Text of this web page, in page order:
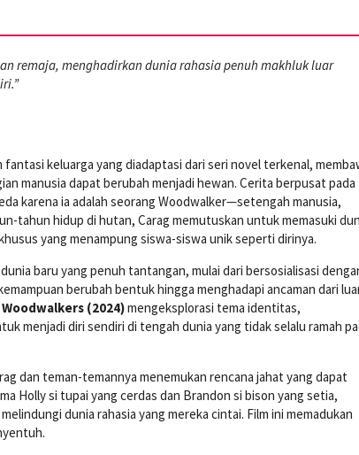
remaja, menghadirkan dunia rahasia penuh makhluk luar
fantasi keluarga yang diadaptasi dari seri novel terkenal,
manusia dapat berubah menjadi hewan. Cerita berpusat pada
karena ia adalah seorang Woodwalker—setengah manusia,
tahun hidup di hutan, Carag memutuskan untuk memasuki
yang menampung siswa-siswa unik seperti dirinya.
baru yang penuh tantangan, mulai dari bersosialisasi
berubah bentuk hingga menghadapi ancaman dari
Woodwalkers (2024)mengeksplorasi tema identitas,
menjadi diri sendiri di tengah dunia yang tidak selalu ramah
dan teman-temannya menemukan rencana jahat yang dapat
Holly si tupai yang cerdas dan Brandon si bison yang setia,
dunia rahasia yang mereka cintai. Film ini memadukan